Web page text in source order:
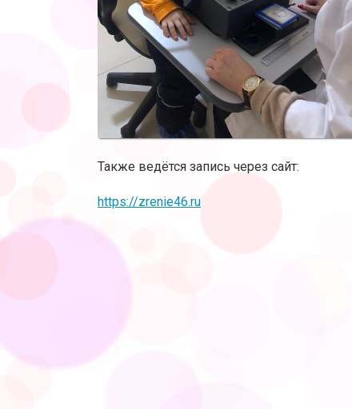
Также ведётся запись через сайт:
https://zrenie46.ru